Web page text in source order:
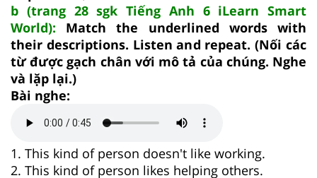
b (trang 28 sgk Tiếng Anh 6 iLearn Smart
World): Match the underlined words with
their descriptions. Listen and repeat. (Nối các
từ được gạch chân với mô tả của chúng. Nghe
và lặp lại.)
Bài nghe:
1. This kind of person doesn't like working.
2. This kind of person likes helping others.